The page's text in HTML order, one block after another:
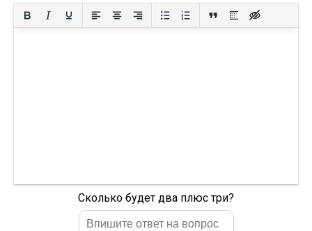
Сколько будет два плюс три?